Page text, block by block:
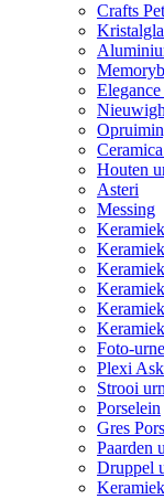
Crafts Pet
Houten
Asteri
Messing
Keramiek
Foto-
Plexi
Strooi
Porselein
Gres
Paarden
Druppel